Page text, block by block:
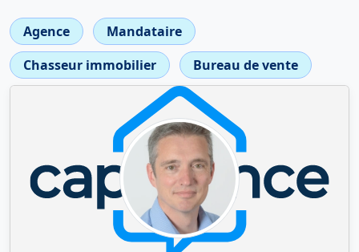
Agence
Mandataire
Chasseur immobilier
Bureau de vente